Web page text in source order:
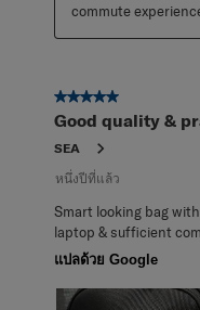
commute
5 จาก 5 ดาว
Good quality &
SEA
หนึ่งปีที่แล้ว
Smart looking bag
laptop & sufficient
แปลด้วย Google